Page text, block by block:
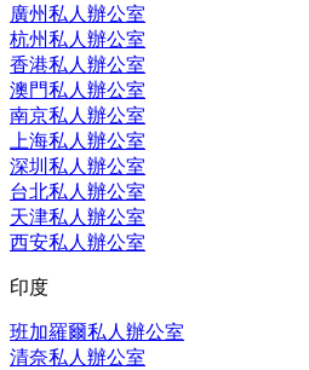
廣州私人辦公室
杭州私人辦公室
香港私人辦公室
澳門私人辦公室
南京私人辦公室
上海私人辦公室
深圳私人辦公室
台北私人辦公室
天津私人辦公室
西安私人辦公室
印度
班加羅爾私人辦公室
清奈私人辦公室